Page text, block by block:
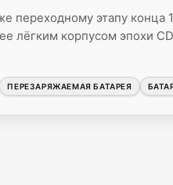
переходному этапу конца
лёгким корпусом эпохи
ПЕРЕЗАРЯЖАЕМАЯ БАТАРЕЯ